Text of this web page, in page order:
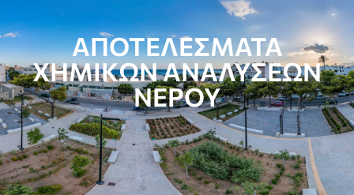
ΑΠΟΤΕΛΕΣΜΑΤΑ
ΧΗΜΙΚΩΝ ΑΝΑΛΥΣΕΩΝ
ΝΕΡΟΥ